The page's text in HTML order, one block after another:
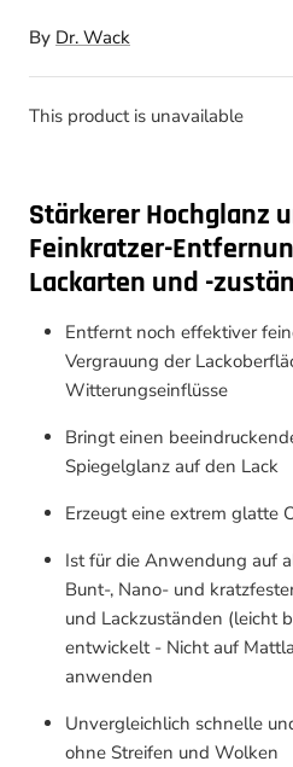
By Dr. Wack
This product is unavailable
Stärkerer Hochglanz
Feinkratzer-
Lackarten und -
Entfernt noch effektiver
Vergrauung der
Witterungseinflüsse
Bringt einen
Spiegelglanz auf den Lack
Erzeugt eine extrem glatte
Ist für die Anwendung auf
Bunt-, Nano- und
und Lackzuständen (leicht
entwickelt - Nicht auf
anwenden
Unvergleichlich schnelle
ohne Streifen und Wolken